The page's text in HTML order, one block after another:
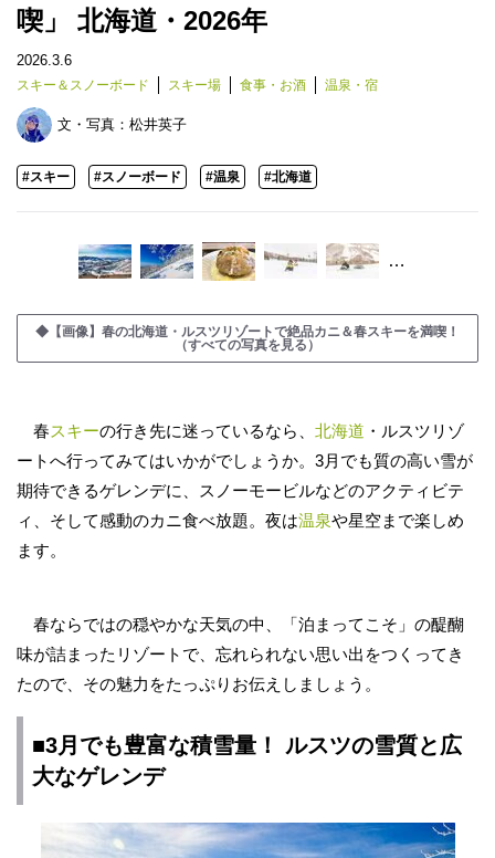
喫」 北海道・2026年
2026.3.6
スキー＆スノーボード スキー場 食事・お酒 温泉・宿
文・写真： 松井英子
#スキー #スノーボード #温泉 #北海道
…
◆【画像】春の北海道・ルスツリゾートで絶品カニ＆春スキーを満喫！
（すべての写真を見る）
春スキーの行き先に迷っているなら、 北海道 ・ルスツリゾ
ートへ行ってみてはいかがでしょうか。3月でも質の高い雪が
期待できるゲレンデに、スノーモービルなどのアクティビテ
ィ、そして感動のカニ食べ放題。夜は温泉や星空まで楽しめ
ます。
春ならではの穏やかな天気の中、「泊まってこそ」の醍醐
味が詰まったリゾートで、忘れられない思い出をつくってき
たので、その魅力をたっぷりお伝えしましょう。
■3月でも豊富な積雪量！ ルスツの雪質と広
大なゲレンデ